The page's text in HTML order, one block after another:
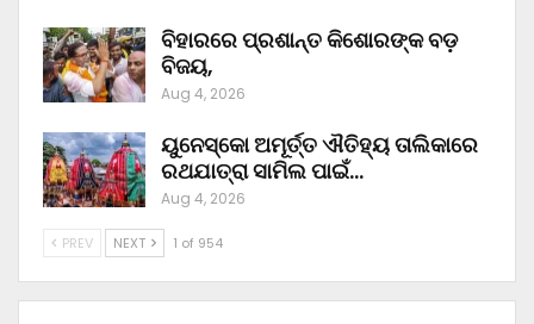
ବିହାରରେ ପ୍ରଶାନ୍ତ କିଶୋରଙ୍କ ବଡ଼
ବିଜୟ,
Aug 4, 2026
ୟୁନେସ୍କୋ ଅମୂର୍ତ୍ତ ଐତିହ୍ୟ ତାଲିକାରେ
ରଥଯାତ୍ରା ସାମିଲ ପାଇଁ…
Aug 4, 2026
PREV NEXT 1 of 954